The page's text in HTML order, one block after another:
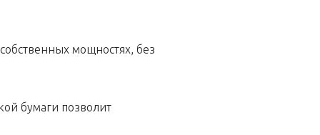
мощностях, без
бумаги позволит